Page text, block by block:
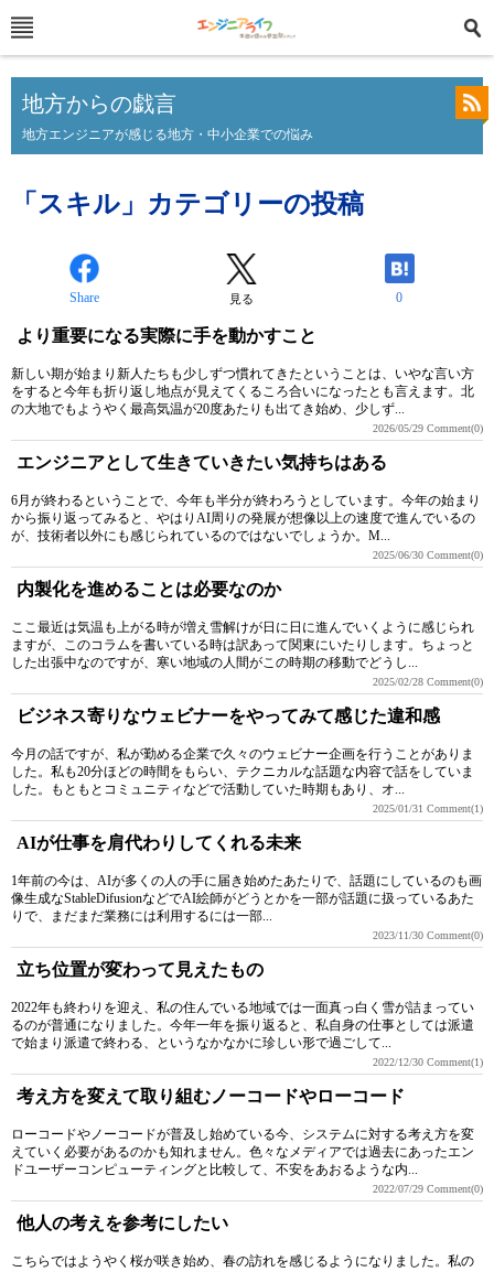
地方からの戯言
地方エンジニアが感じる地方・中小企業での悩み
「スキル」カテゴリーの投稿
Share 見る 0
より重要になる実際に手を動かすこと
新しい期が始まり新人たちも少しずつ慣れてきたということは、いやな言い方
をすると今年も折り返し地点が見えてくるころ合いになったとも言えます。北
の大地でもようやく最高気温が20度あたりも出てき始め、少しず...
2026/05/29 Comment(0)
エンジニアとして生きていきたい気持ちはある
6月が終わるということで、今年も半分が終わろうとしています。今年の始まり
から振り返ってみると、やはりAI周りの発展が想像以上の速度で進んでいるの
が、技術者以外にも感じられているのではないでしょうか。M...
2025/06/30 Comment(0)
内製化を進めることは必要なのか
ここ最近は気温も上がる時が増え雪解けが日に日に進んでいくように感じられ
ますが、このコラムを書いている時は訳あって関東にいたりします。ちょっと
した出張中なのですが、寒い地域の人間がこの時期の移動でどうし...
2025/02/28 Comment(0)
ビジネス寄りなウェビナーをやってみて感じた違和感
今月の話ですが、私が勤める企業で久々のウェビナー企画を行うことがありま
した。私も20分ほどの時間をもらい、テクニカルな話題な内容で話をしていま
した。もともとコミュニティなどで活動していた時期もあり、オ...
2025/01/31 Comment(1)
AIが仕事を肩代わりしてくれる未来
1年前の今は、AIが多くの人の手に届き始めたあたりで、話題にしているのも画
像生成なStableDifusionなどでAI絵師がどうとかを一部が話題に扱っているあた
りで、まだまだ業務には利用するには一部...
2023/11/30 Comment(0)
立ち位置が変わって見えたもの
2022年も終わりを迎え、私の住んでいる地域では一面真っ白く雪が詰まってい
るのが普通になりました。今年一年を振り返ると、私自身の仕事としては派遣
で始まり派遣で終わる、というなかなかに珍しい形で過ごして...
2022/12/30 Comment(1)
考え方を変えて取り組むノーコードやローコード
ローコードやノーコードが普及し始めている今、システムに対する考え方を変
えていく必要があるのかも知れません。色々なメディアでは過去にあったエン
ドユーザーコンピューティングと比較して、不安をあおるような内...
2022/07/29 Comment(0)
他人の考えを参考にしたい
こちらではようやく桜が咲き始め、春の訪れを感じるようになりました。私の